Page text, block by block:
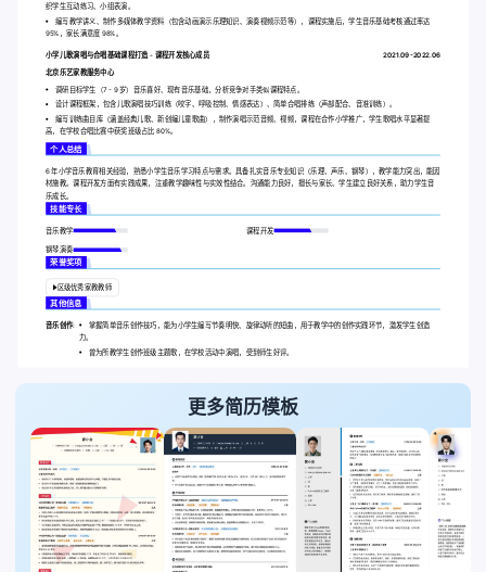
织学生互动练习、小组表演。
编写教学讲义、制作多媒体教学资料（包含动画演示乐理知识、演奏视频示范等），课程实施后，学生音乐基础考核通过率达
95%，家长满意度 98%。
小学儿歌演唱与合唱基础课程打造 - 课程开发核心成员 2021.09-2022.06
北京乐艺家教服务中心
调研目标学生（7 - 9 岁）音乐喜好、现有音乐基础，分析竞争对手类似课程特点。
设计课程框架，包含儿歌演唱技巧训练（咬字、呼吸控制、情感表达）、简单合唱排练（声部配合、音准训练）。
编写训练曲目库（涵盖经典儿歌、新创编儿童歌曲），制作演唱示范音频、视频，课程在合作小学推广，学生歌唱水平显著提
高，在学校合唱比赛中获奖班级占比 80%。
个人总结
6 年小学音乐教育相关经验，熟悉小学生音乐学习特点与需求。具备扎实音乐专业知识（乐理、声乐、钢琴），教学能力突出，能因
材施教。课程开发方面有实践成果，注重教学趣味性与实效性结合。沟通能力良好，擅长与家长、学生建立良好关系，助力学生音
乐成长。
技能专长
音乐教学 课程开发
钢琴演奏
荣誉奖项
区级优秀家教教师
其他信息
音乐创作: 掌握简单音乐创作技巧，能为小学生编写节奏明快、旋律动听的短曲，用于教学中的创作实践环节，激发学生创造
力。
曾为所教学生创作班级主题歌，在学校活动中演唱，受到师生好评。
更多简历模板